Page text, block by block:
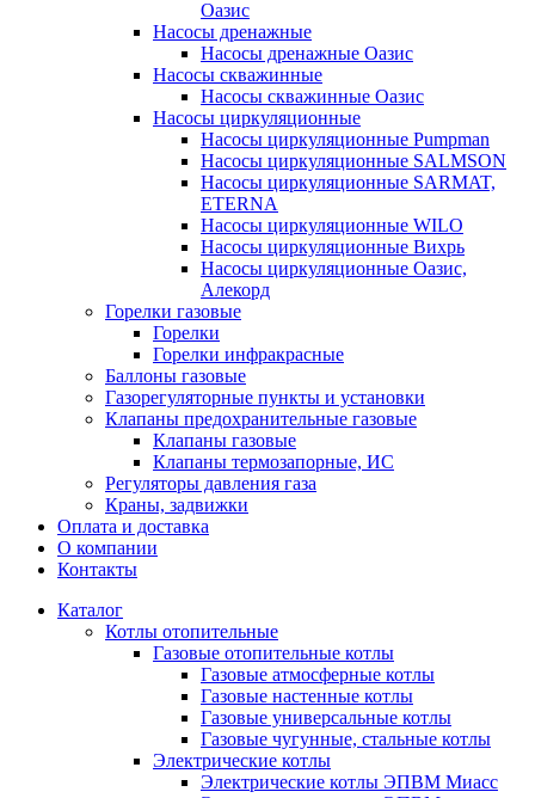
Оазис
Насосы дренажные
Насосы дренажные Оазис
Насосы скважинные
Насосы скважинные Оазис
Насосы циркуляционные
Насосы циркуляционные Pumpman
Насосы циркуляционные SALMSON
Насосы циркуляционные SARMAT,
ETERNA
Насосы циркуляционные WILO
Насосы циркуляционные Вихрь
Насосы циркуляционные Оазис,
Алекорд
Горелки газовые
Горелки
Горелки инфракрасные
Баллоны газовые
Газорегуляторные пункты и установки
Клапаны предохранительные газовые
Клапаны газовые
Клапаны термозапорные, ИС
Регуляторы давления газа
Краны, задвижки
Оплата и доставка
О компании
Контакты
Каталог
Котлы отопительные
Газовые отопительные котлы
Газовые атмосферные котлы
Газовые настенные котлы
Газовые универсальные котлы
Газовые чугунные, стальные котлы
Электрические котлы
Электрические котлы ЭПВМ Миасс